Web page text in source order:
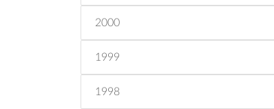
2000
1999
1998